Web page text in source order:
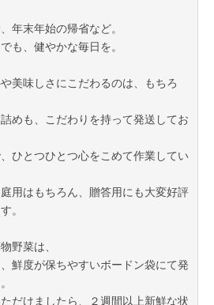
年末年始の帰省など。
も、健やかな毎日を。
美味しさにこだわるのは、もちろ
めも、こだわりを持って発送してお
ひとつひとつ心をこめて作業してい
用はもちろん、贈答用にも大変好評
。
野菜は、
鮮度が保ちやすいボードン袋にて発
だけましたら、２週間以上新鮮な状